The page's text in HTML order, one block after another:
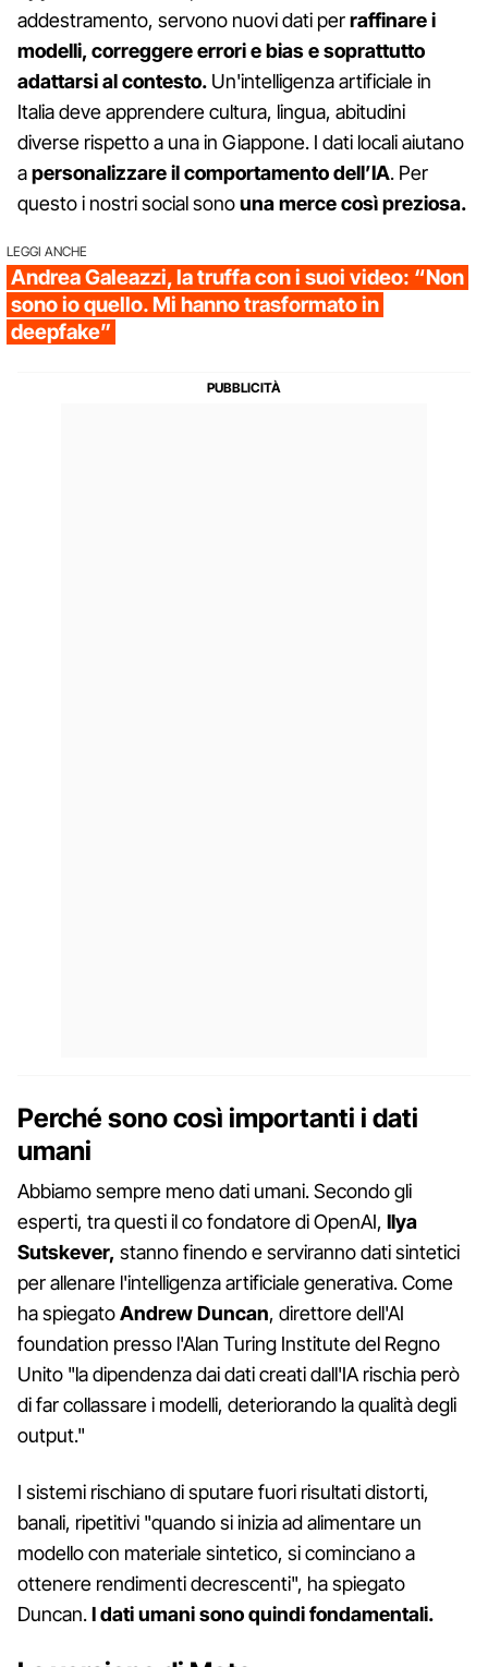
addestramento, servono nuovi dati perraffinare i
modelli, correggere errori e bias e soprattutto
adattarsi al contesto. Un'intelligenza artificiale in
Italia deve apprendere cultura, lingua, abitudini
diverse rispetto a una in Giappone. I dati locali aiutano
apersonalizzare il comportamento dell’IA. Per
questo i nostri social sonouna merce così preziosa.
LEGGI ANCHE
Andrea Galeazzi, la truffa con i suoi video: “Non
sono io quello. Mi hanno trasformato in
deepfake”
Perché sono così importanti i dati
umani
Abbiamo sempre meno dati umani. Secondo gli
esperti, tra questi il co fondatore di OpenAI, Ilya
Sutskever, stanno finendo e serviranno dati sintetici
per allenare l'intelligenza artificiale generativa. Come
ha spiegatoAndrew Duncan, direttore dell'AI
foundation presso l'Alan Turing Institute del Regno
Unito "la dipendenza dai dati creati dall'IA rischia però
di far collassare i modelli, deteriorando la qualità degli
output."
I sistemi rischiano di sputare fuori risultati distorti,
banali, ripetitivi "quando si inizia ad alimentare un
modello con materiale sintetico, si cominciano a
ottenere rendimenti decrescenti", ha spiegato
Duncan.I dati umani sono quindi fondamentali.